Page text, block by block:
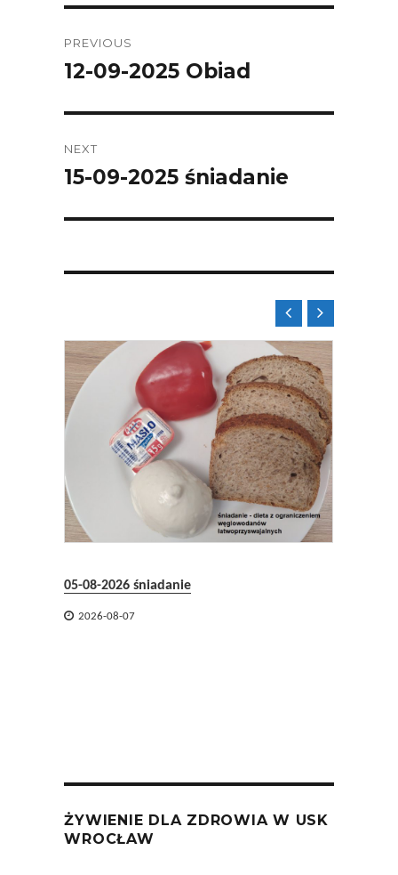
navigation
PREVIOUS
Previous
12-09-2025 Obiad
NEXT
Next
15-09-2025 śniadanie

05-08-2026 śniadanie
 2026-08-07

ŻYWIENIE DLA ZDROWIA W USK
WROCŁAW